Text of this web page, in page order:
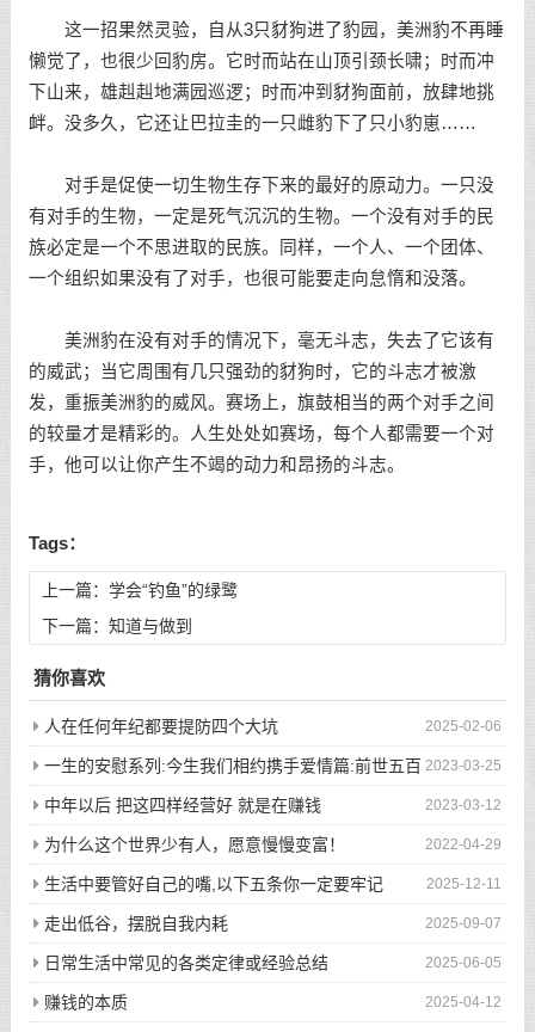
这一招果然灵验，自从3只豺狗进了豹园，美洲豹不再睡
懒觉了，也很少回豹房。它时而站在山顶引颈长啸；时而冲
下山来，雄赳赳地满园巡逻；时而冲到豺狗面前，放肆地挑
衅。没多久，它还让巴拉圭的一只雌豹下了只小豹崽……
对手是促使一切生物生存下来的最好的原动力。一只没
有对手的生物，一定是死气沉沉的生物。一个没有对手的民
族必定是一个不思进取的民族。同样，一个人、一个团体、
一个组织如果没有了对手，也很可能要走向怠惰和没落。
美洲豹在没有对手的情况下，毫无斗志，失去了它该有
的威武；当它周围有几只强劲的豺狗时，它的斗志才被激
发，重振美洲豹的威风。赛场上，旗鼓相当的两个对手之间
的较量才是精彩的。人生处处如赛场，每个人都需要一个对
手，他可以让你产生不竭的动力和昂扬的斗志。
Tags：
上一篇： 学会“钓鱼”的绿鹭
下一篇： 知道与做到
猜你喜欢
2025-02-06
人在任何年纪都要提防四个大坑
2023-03-25
一生的安慰系列:今生我们相约携手爱情篇:前世五百
次的回眸才换来今生的相遇
2023-03-12
中年以后 把这四样经营好 就是在赚钱
2022-04-29
为什么这个世界少有人，愿意慢慢变富！
2025-12-11
生活中要管好自己的嘴,以下五条你一定要牢记
2025-09-07
走出低谷，摆脱自我内耗
2025-06-05
日常生活中常见的各类定律或经验总结
2025-04-12
赚钱的本质